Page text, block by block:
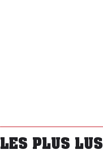
LES PLUS LUS